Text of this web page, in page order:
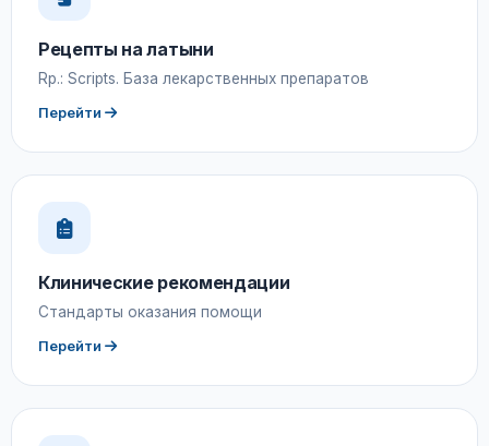
Рецепты на латыни
Rp.: Scripts. База лекарственных препаратов
Перейти
Клинические рекомендации
Стандарты оказания помощи
Перейти